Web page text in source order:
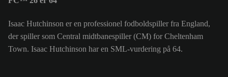
Isaac Hutchinson er en professionel fodboldspiller fra England,
der spiller som Central midtbanespiller (CM) for Cheltenham
Town. Isaac Hutchinson har en SML-vurdering på 64.